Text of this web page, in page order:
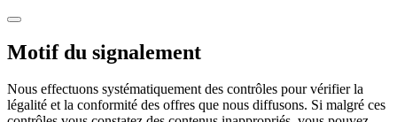
Motif du signalement
Nous effectuons systématiquement des contrôles pour vérifier la
légalité et la conformité des offres que nous diffusons. Si malgré ces